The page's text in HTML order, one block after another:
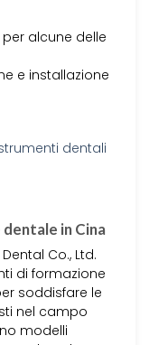
alcune delle
e installazione
in Cina
Co., Ltd.
di formazione
soddisfare le
nel campo
modelli